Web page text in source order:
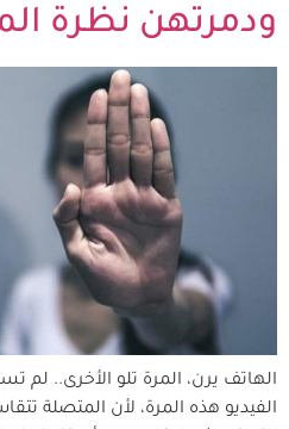
ودمرتهن نظرة
الهاتف يرن، المرة تلو الأخرى.. لم
الفيديو هذه المرة، لأن المتصلة